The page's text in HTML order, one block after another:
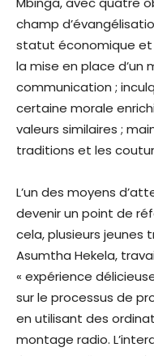
champ
statut économique et
la mise en place d’un
communication ;
certaine morale
valeurs similaires ;
traditions et les
L’un des moyens
devenir un point de
cela, plusieurs jeunes
Asumtha Hekela,
« expérience
sur le processus de
en utilisant des
montage radio.